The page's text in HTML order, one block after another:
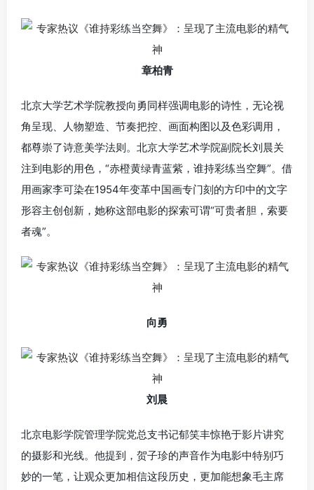
章柏青
北京大学艺术学院教授向勇同样强调电影的诗性，无论视
角呈现、人物塑造、节奏把控、画面构图以及色彩调用，
都尊崇了诗意美学法则。北京大学艺术学院副院长刘晨关
注到电影的用色，“赤橙黄绿青蓝紫，谁持彩练当空舞”。借
用画家李可染在1954年变革中国画专门刻的方印中的文字
形容主创创新，她称这部电影的探索可谓“可贵者胆，索要
者魂”。
向勇
刘晨
北京电影学院管理学院党总支书记郁笑丰惊艳于影片讲究
的摄影和光线。他提到，贺子珍的声音作为电影中特别巧
妙的一笔，让观众更加相信这段历史，更加能想象毛主席